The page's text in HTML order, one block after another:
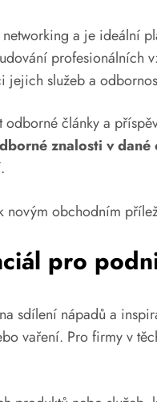
a je ideální
jejich služeb a
články a
znalosti v dané
novým obchodním
pro
sdílení nápadů a
vaření. Pro firmy v